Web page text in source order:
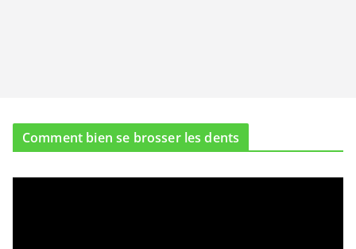
Comment bien se brosser les dents